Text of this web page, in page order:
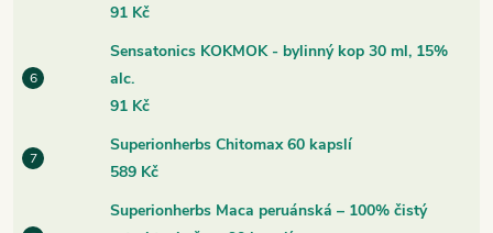
91 Kč
Sensatonics KOKMOK - bylinný kop 30 ml, 15%
alc.
91 Kč
Superionherbs Chitomax 60 kapslí
589 Kč
Superionherbs Maca peruánská – 100% čistý